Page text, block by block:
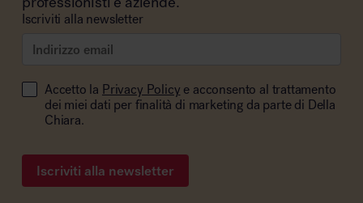
Iscriviti alla newsletter
Accetto la Privacy Policy e acconsento al trattamento
dei miei dati per finalità di marketing da parte di Della
Chiara.
Iscriviti alla newsletter